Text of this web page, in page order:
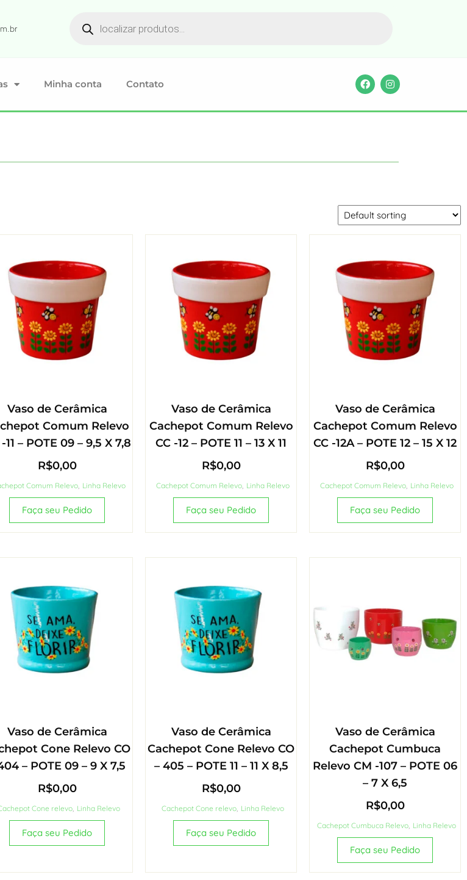
Minha conta Contato
Vaso de Cerâmica
Comum Relevo
11 – POTE 09 – 9,5 X 7,8
R$0,00
Comum Relevo, Linha Relevo
Faça seu Pedido
Vaso de Cerâmica
Cachepot Comum Relevo
CC -12 – POTE 11 – 13 X 11
R$0,00
Cachepot Comum Relevo, Linha Relevo
Faça seu Pedido
Vaso de Cerâmica
Cachepot Comum Relevo
CC -12A – POTE 12 – 15 X 12
R$0,00
Cachepot Comum Relevo, Linha Relevo
Faça seu Pedido
Vaso de Cerâmica
Cone Relevo CO
– POTE 09 – 9 X 7,5
R$0,00
Cone relevo, Linha Relevo
Faça seu Pedido
Vaso de Cerâmica
Cachepot Cone Relevo CO
– 405 – POTE 11 – 11 X 8,5
R$0,00
Cachepot Cone relevo, Linha Relevo
Faça seu Pedido
Vaso de Cerâmica
Cachepot Cumbuca
Relevo CM -107 – POTE 06
– 7 X 6,5
R$0,00
Cachepot Cumbuca Relevo Linha Relevo
Faça seu Pedido